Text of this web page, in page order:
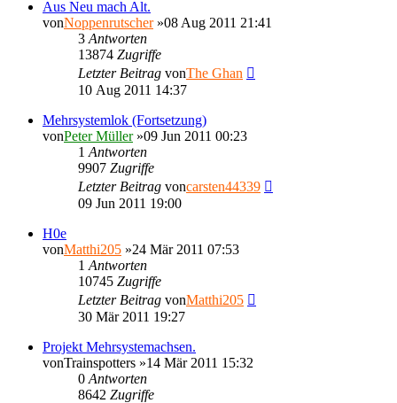
Aus Neu mach Alt.
vonNoppenrutscher»08 Aug 2011 21:41
3 Antworten
13874 Zugriffe
Letzter Beitrag vonThe Ghan
10 Aug 2011 14:37
Mehrsystemlok (Fortsetzung)
vonPeter Müller»09 Jun 2011 00:23
1 Antworten
9907 Zugriffe
Letzter Beitrag voncarsten44339
09 Jun 2011 19:00
H0e
vonMatthi205 »24 Mär 2011 07:53
1 Antworten
10745 Zugriffe
Letzter Beitrag vonMatthi205
30 Mär 2011 19:27
Projekt Mehrsystemachsen.
vonTrainspotters »14 Mär 2011 15:32
0 Antworten
8642 Zugriffe